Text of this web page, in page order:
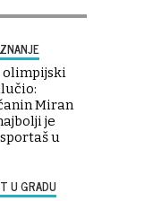
Miran
je
u
U GRADU